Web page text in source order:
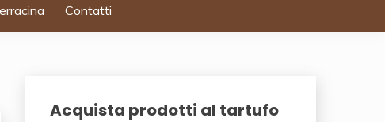
Contatti
Acquista prodotti al tartufo